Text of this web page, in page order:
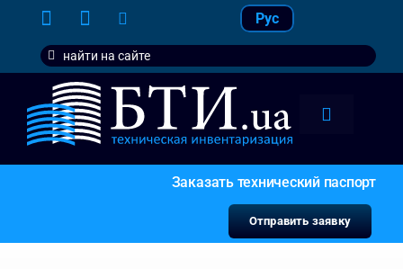
content
Рус
Search
for:
Toggle
услуги
Заказать технический паспорт
Отправить заявку